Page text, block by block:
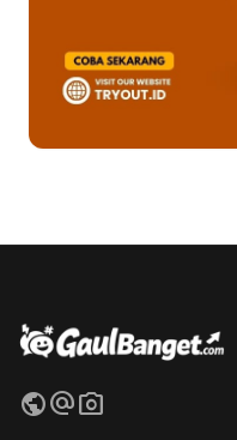
publicalternate_emailphoto_camera